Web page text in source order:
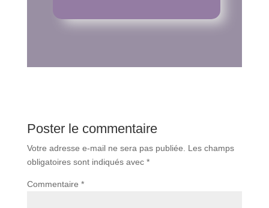
Poster le commentaire
Votre adresse e-mail ne sera pas publiée.
Les champs
obligatoires sont indiqués avec *
Commentaire *